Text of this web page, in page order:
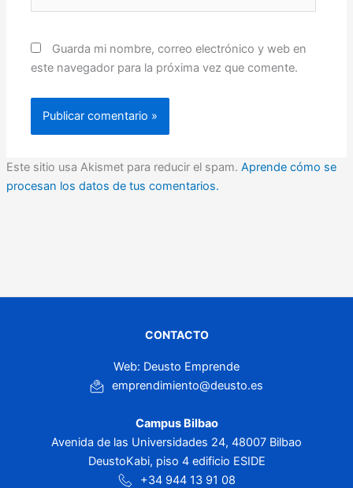
Guarda mi nombre, correo electrónico y web en
este navegador para la próxima vez que comente.
Este sitio usa Akismet para reducir el spam. Aprende cómo se
procesan los datos de tus comentarios.
CONTACTO
Web: Deusto Emprende
emprendimiento@deusto.es
Campus Bilbao
Avenida de las Universidades 24, 48007 Bilbao
DeustoKabi, piso 4 edificio ESIDE
+34 944 13 91 08